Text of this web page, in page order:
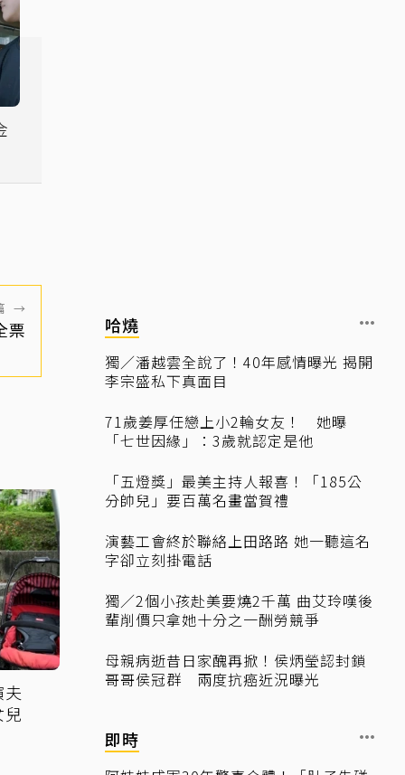
→
票
哈燒
獨／潘越雲全說了！40年感情曝光 揭開
李宗盛私下真面目
71歲姜厚任戀上小2輪女友！ 她曝
「七世因緣」：3歲就認定是他
「五燈獎」最美主持人報喜！「185公
分帥兒」要百萬名畫當賀禮
演藝工會終於聯絡上田路路 她一聽這名
字卻立刻掛電話
獨／2個小孩赴美要燒2千萬 曲艾玲嘆後
輩削價只拿她十分之一酬勞競爭
母親病逝昔日家醜再掀！侯炳瑩認封鎖
哥哥侯冠群 兩度抗癌近況曝光
即時